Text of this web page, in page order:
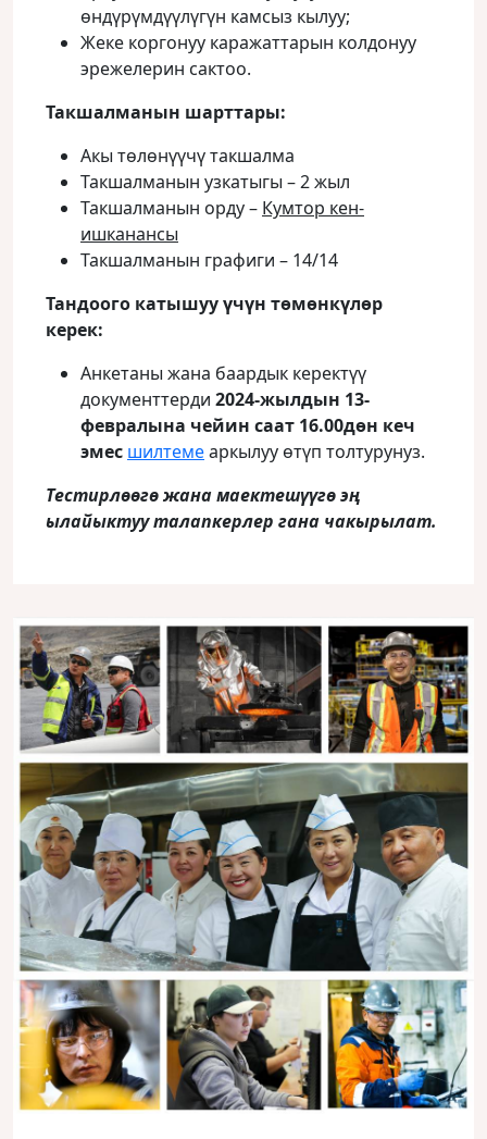
өндүрүмдүүлүгүн камсыз кылуу;
Жеке коргонуу каражаттарын колдонуу
эрежелерин сактоо.
Такшалманын шарттары:
Акы төлөнүүчү такшалма
Такшалманын узкатыгы – 2 жыл
Такшалманын орду – Кумтор кен-
ишканансы
Такшалманын графиги – 14/14
Тандоого катышуу үчүн төмөнкүлөр
керек:
Анкетаны жана баардык керектүү
документтерди 2024-жылдын 13-
февралына чейин саат 16.00дөн кеч
эмес шилтемеаркылуу өтүп толтурунуз.
Тестирлөөгө жана маектешүүгө эң
ылайыктуу талапкерлер гана чакырылат.